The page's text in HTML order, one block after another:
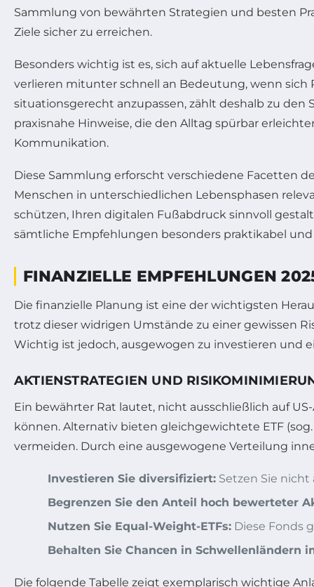
Sammlung von bewährten Strategien und besten
Ziele sicher zu erreichen.
Besonders wichtig ist es, sich auf aktuelle
verlieren mitunter schnell an Bedeutung, wenn
situationsgerecht anzupassen, zählt deshalb zu
praxisnahe Hinweise, die den Alltag spürbar
Kommunikation.
Diese Sammlung erforscht verschiedene Facetten
Menschen in unterschiedlichen Lebensphasen
schützen, Ihren digitalen Fußabdruck sinnvoll
sämtliche Empfehlungen besonders praktikabel
FINANZIELLE EMPFEHLUNGEN
Die finanzielle Planung ist eine der wichtigsten
trotz dieser widrigen Umstände zu einer gewissen
Wichtig ist jedoch, ausgewogen zu investieren und
AKTIENSTRATEGIEN UND
Ein bewährter Rat lautet, nicht ausschließlich auf
können. Alternativ bieten gleichgewichtete ETF
vermeiden. Durch eine ausgewogene Verteilung
Investieren Sie diversifiziert: Setzen Sie
Begrenzen Sie den Anteil hoch bewerteter
Nutzen Sie Equal-Weight-ETFs: Diese Fonds
Behalten Sie Chancen in Schwellenländern
Die folgende Tabelle zeigt exemplarisch wichtige